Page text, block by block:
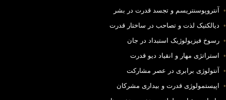
• آنتروپوسنتریسم و تجسد قدرت در بشر
• دیالکتیک لذت و تصاحب در ساختار قدرت
• رسوخ فیزیولوژیک استبداد در جان
• استراتژی مهار و انقیاد دیو قدرت
• آنتولوژی برابری در عصر مشارکت
• اپیستمولوژی قدرت و بیداری مشرکان